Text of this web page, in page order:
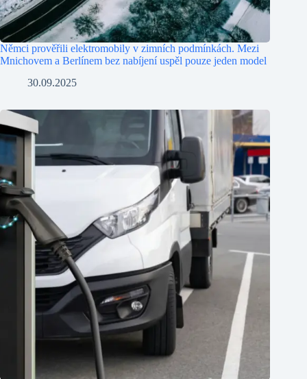
Němci prověřili elektromobily v zimních podmínkách. Mezi
Mnichovem a Berlínem bez nabíjení uspěl pouze jeden model
30.09.2025